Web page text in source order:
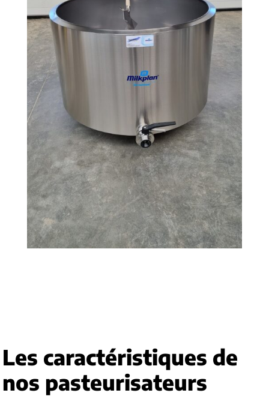
Les caractéristiques de
nos pasteurisateurs